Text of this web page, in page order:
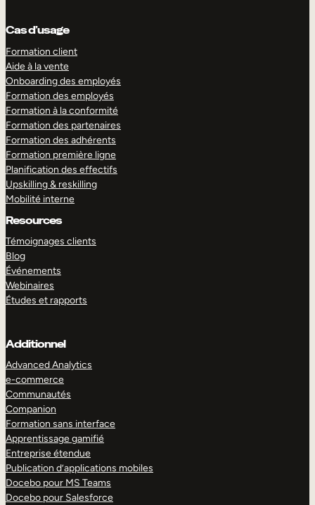
Cas d’usage
Formation client
Aide à la vente
Onboarding des employés
Formation des employés
Formation à la conformité
Formation des partenaires
Formation des adhérents
Formation première ligne
Planification des effectifs
Upskilling & reskilling
Mobilité interne
Resources
Témoignages clients
Blog
Événements
Webinaires
Études et rapports
Additionnel
Advanced Analytics
e-commerce
Communautés
Companion
Formation sans interface
Apprentissage gamifié
Entreprise étendue
Publication d’applications mobiles
Docebo pour MS Teams
Docebo pour Salesforce